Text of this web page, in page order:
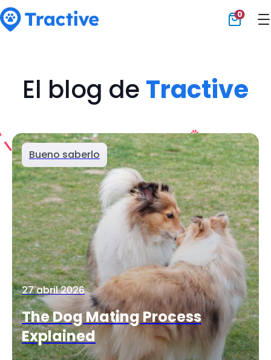
0
El blog de Tractive
Bueno saberlo
27 abril 2026
The Dog Mating Process
Explained